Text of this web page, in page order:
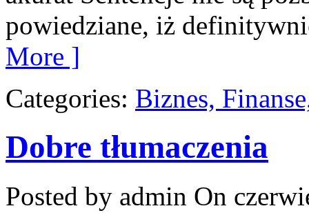
powiedziane, iż
More ]
Categories: Biznes,
Dobre tłumaczenia
Posted by admin On